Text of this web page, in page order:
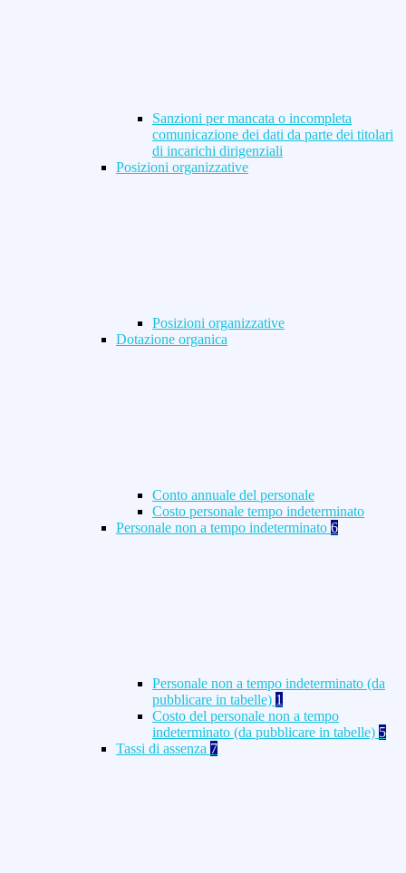
Sanzioni per mancata o incompleta
comunicazione dei dati da parte dei titolari
di incarichi dirigenziali
Posizioni organizzative
Posizioni organizzative
Dotazione organica
Conto annuale del personale
Costo personale tempo indeterminato
Personale non a tempo indeterminato 6
Personale non a tempo indeterminato (da
pubblicare in tabelle) 1
Costo del personale non a tempo
indeterminato (da pubblicare in tabelle) 5
Tassi di assenza 7